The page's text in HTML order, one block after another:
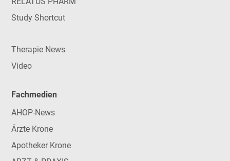
Study Shortcut
Therapie News
Video
Fachmedien
AHOP-News
Ärzte Krone
Apotheker Krone